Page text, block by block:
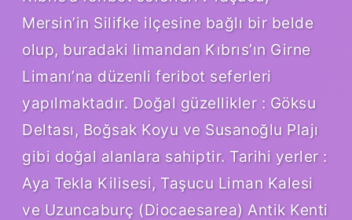
Mersin’in Silifke ilçesine bağlı bir belde
olup, buradaki limandan Kıbrıs’ın Girne
Limanı’na düzenli feribot seferleri
yapılmaktadır. Doğal güzellikler : Göksu
Deltası, Boğsak Koyu ve Susanoğlu Plajı
gibi doğal alanlara sahiptir. Tarihi yerler :
Aya Tekla Kilisesi, Taşucu Liman Kalesi
ve Uzuncaburç (Diocaesarea) Antik Kenti